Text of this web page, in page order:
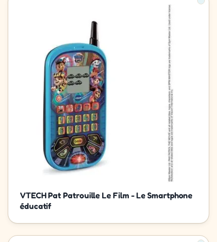
VTECH Pat Patrouille Le Film - Le Smartphone
éducatif